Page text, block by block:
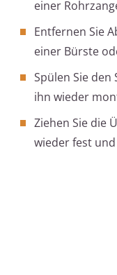
einer
Entfernen Sie
einer Bürste
Spülen Sie
ihn wieder
Ziehen Sie die
wieder fest